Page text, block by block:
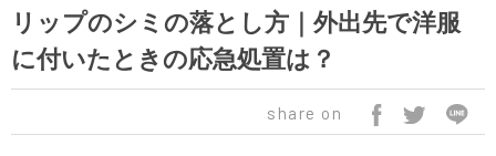
リップのシミの落とし方｜外出先で洋服
に付いたときの応急処置は？
share on